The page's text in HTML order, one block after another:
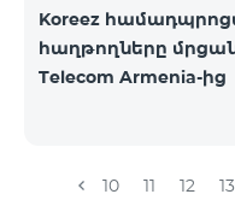
Koreez
հաղթողները
Telecom Armenia-ից
10 11 12 13